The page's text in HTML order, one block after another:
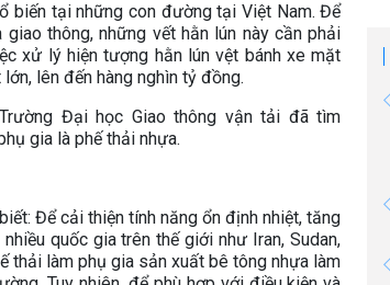
biến tại những con đường tại Việt Nam. Để
thông, những vết hằn lún này cần phải
xử lý hiện tượng hằn lún vệt bánh xe mặt
lên đến hàng nghìn tỷ đồng.
Đại học Giao thông vận tải đã tìm
gia là phế thải nhựa.
Để cải thiện tính năng ổn định nhiệt, tăng
quốc gia trên thế giới như Iran, Sudan,
thải làm phụ gia sản xuất bê tông nhựa làm